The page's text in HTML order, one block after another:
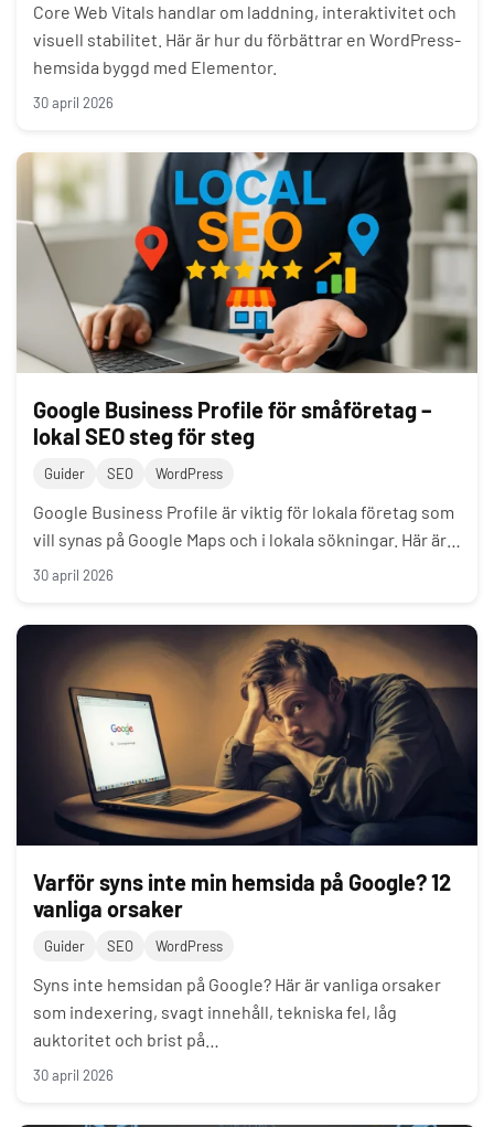
Core Web Vitals handlar om laddning, interaktivitet och
visuell stabilitet. Här är hur du förbättrar en WordPress-
hemsida byggd med Elementor.
30 april 2026
Google Business Profile för småföretag –
lokal SEO steg för steg
Guider SEO WordPress
Google Business Profile är viktig för lokala företag som
vill synas på Google Maps och i lokala sökningar. Här är…
30 april 2026
Varför syns inte min hemsida på Google? 12
vanliga orsaker
Guider SEO WordPress
Syns inte hemsidan på Google? Här är vanliga orsaker
som indexering, svagt innehåll, tekniska fel, låg
auktoritet och brist på…
30 april 2026